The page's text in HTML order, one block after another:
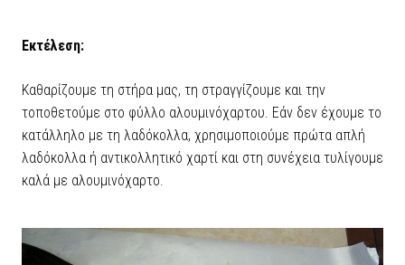
Εκτέλεση:
Καθαρίζουμε τη στήρα μας, τη στραγγίζουμε και την
τοποθετούμε στο φύλλο αλουμινόχαρτου. Εάν δεν έχουμε το
κατάλληλο με τη λαδόκολλα, χρησιμοποιούμε πρώτα απλή
λαδόκολλα ή αντικολλητικό χαρτί και στη συνέχεια τυλίγουμε
καλά με αλουμινόχαρτο.